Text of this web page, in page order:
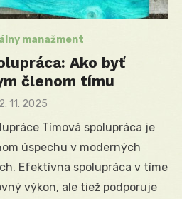
manažment
Ako byť
členom tímu
Posted
2. 11. 2025
Tímová spolupráca je
úspechu v moderných
Efektívna spolupráca v tíme
výkon, ale tiež podporuje